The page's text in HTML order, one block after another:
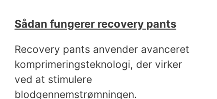
Sådan fungerer recovery pants
Recovery pants anvender avanceret
komprimeringsteknologi, der virker
ved at stimulere
blodgennemstrømningen.